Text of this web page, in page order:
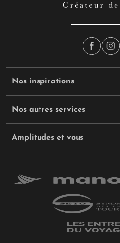
Nos inspirations
Nos autres services
Amplitudes et vous